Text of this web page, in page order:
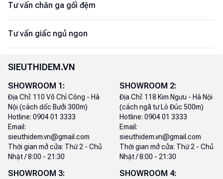
Tư vấn chăn ga gối đệm
Tư vấn giấc ngủ ngon
SIEUTHIDEM.VN
SHOWROOM 1 :
Địa Chỉ: 110 Võ Chí Công - Hà
Nội (cách dốc Bưởi 300m)
Hotline: 0904 01 3333
Email:
sieuthidem.vn@gmail.com
Thời gian mở cửa: Thứ 2 - Chủ
Nhật / 8:00 - 21:30
SHOWROOM 2:
Địa Chỉ: 118 Kim Ngưu - Hà Nội
(cách ngã tư Lò Đúc 500m)
Hotline: 0904 01 3333
Email:
sieuthidem.vn@gmail.com
Thời gian mở cửa: Thứ 2 - Chủ
Nhật / 8:00 - 21:30
SHOWROOM 3: SHOWROOM 4: